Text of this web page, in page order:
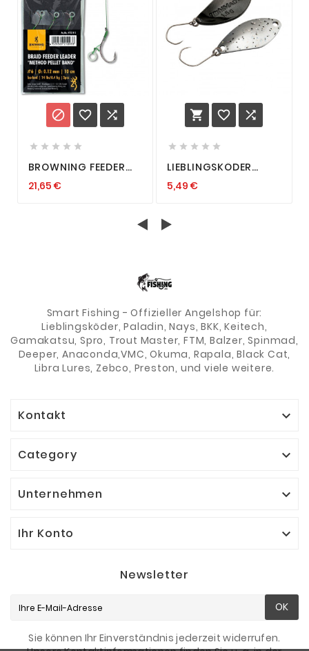
  
    
BROWNING FEEDER
STOP PELLET BAND
21,65 €
  
    
LIEBLINGSKÖDER
FORELLENSPOON
1,5G-3,5G
5,49 €
Smart Fishing - Offizieller Angelshop für:
Lieblingsköder, Paladin, Nays, BKK, Keitech,
Gamakatsu, Spro, Trout Master, FTM, Balzer, Spinmad,
Deeper, Anaconda,VMC, Okuma, Rapala, Black Cat,
Libra Lures, Zebco, Preston, und viele weitere.
Kontakt 
Category 
Unternehmen 
Ihr Konto 
Newsletter
OK
Sie können Ihr Einverständnis jederzeit widerrufen.